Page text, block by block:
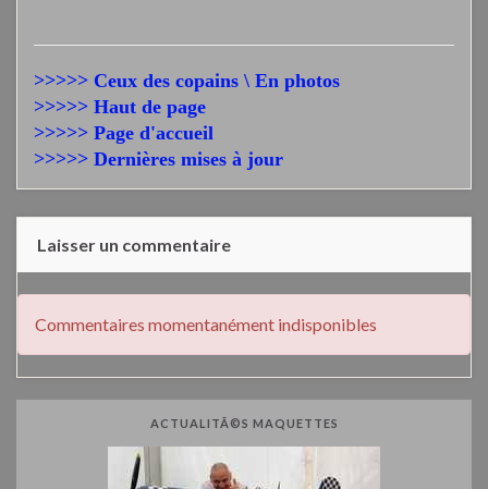
>>>>> Ceux des copains \ En photos
>>>>> Haut de page
>>>>> Page d'accueil
>>>>> Dernières mises à jour
Laisser un commentaire
Commentaires momentanément indisponibles
ACTUALITÃ©S MAQUETTES